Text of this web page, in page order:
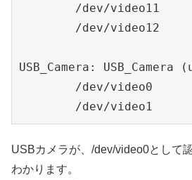
        /dev/video11
        /dev/video12
USB_Camera:
        /dev/video0
        /dev/video1
USBカメラが、/dev/video0として
わかります。